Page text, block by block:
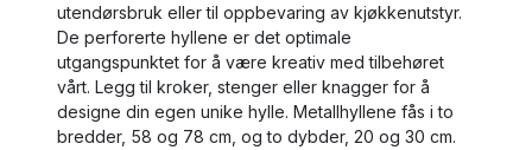
utendørsbruk eller til oppbevaring av kjøkkenutstyr.
De perforerte hyllene er det optimale
utgangspunktet for å være kreativ med tilbehøret
vårt. Legg til kroker, stenger eller knagger for å
designe din egen unike hylle. Metallhyllene fås i to
bredder, 58 og 78 cm, og to dybder, 20 og 30 cm.